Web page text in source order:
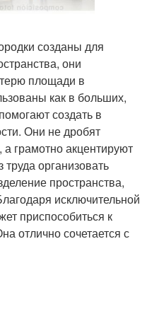
созданы для
они
площади в
как в больших,
создать в
Они не дробят
грамотно акцентируют
организовать
пространства,
исключительной
приспособиться к
отлично сочетается с